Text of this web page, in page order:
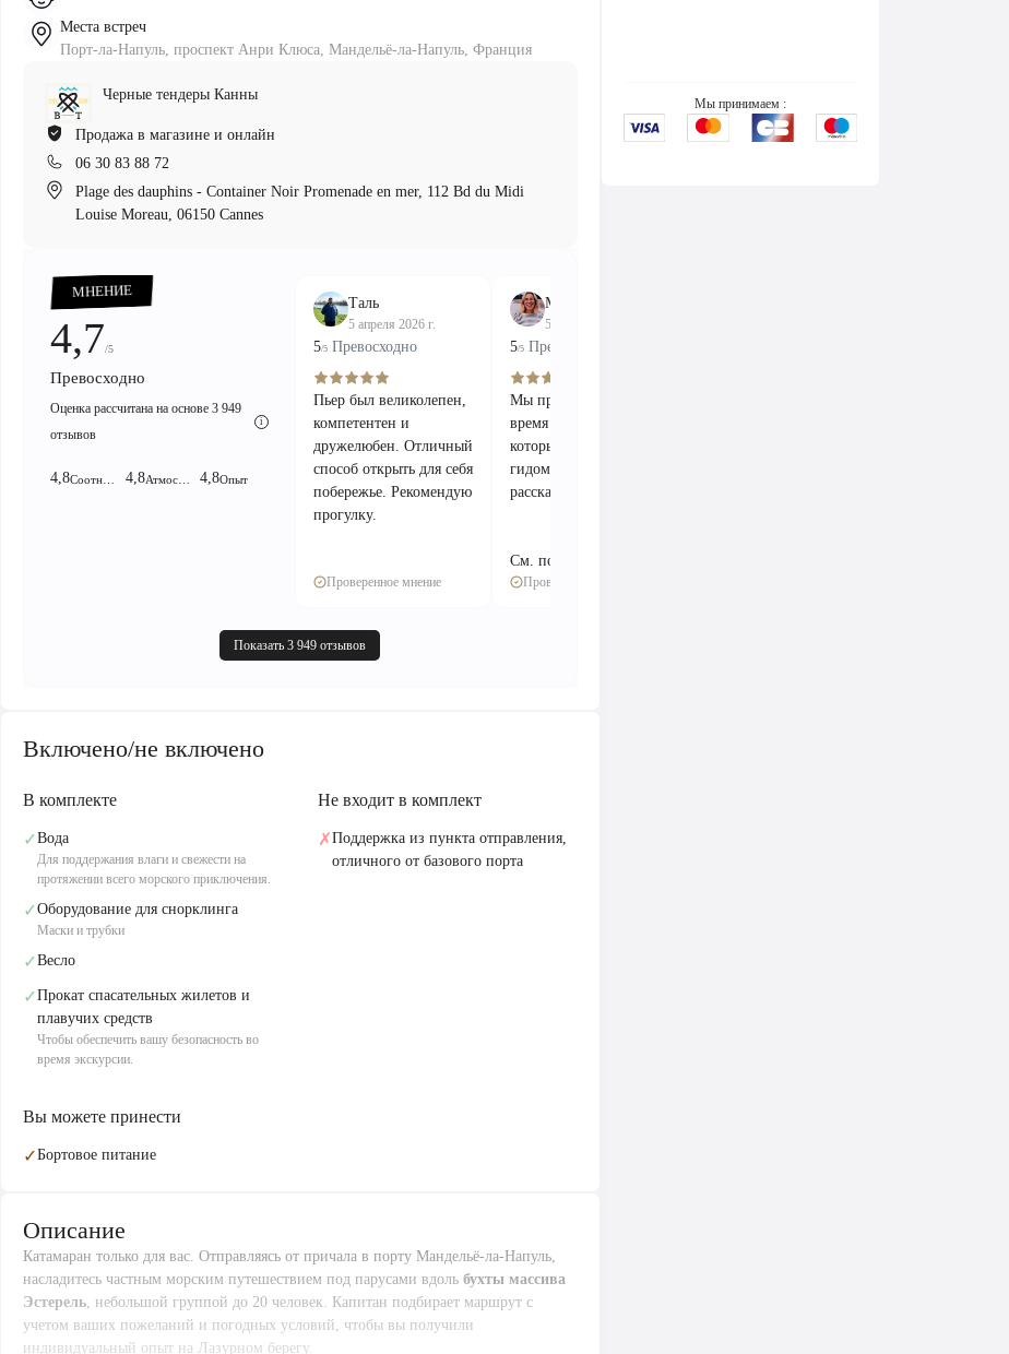
Места встреч
Порт-ла-Напуль, проспект Анри Клюса, Мандельё-ла-Напуль, Франция
Черные тендеры Канны
Продажа в магазине и онлайн
06 30 83 88 72
Plage des dauphins - Container Noir Promenade en mer, 112 Bd du Midi
Louise Moreau, 06150 Cannes
Черные тендеры Ницца
Продажа в магазине и онлайн
МНЕНИЕ
4,7/5
Превосходно
Оценка рассчитана на основе 3 949
отзывов
i
4,8 4,8 Атмосфера 4,8Опыт
Таль
5 апреля 2026 г.
5/5 Превосходно
Пьер был великолепен,
компетентен и
дружелюбен. Отличный
способ открыть для себя
побережье. Рекомендую
прогулку.
Проверенное мнение
Мадлен
5 апреля 2026 г.
5/5 Превосходно
Мы прекрасно провели
время с Пьером,
который был отличным
гидом и капитаном. Он
рассказал нам...
См. подробнее
Проверенное мнение
Показать 3 949 отзывов
Включено/не включено
В комплекте
✓Вода
Для поддержания влаги и свежести на
протяжении всего морского приключения.
✓Оборудование для снорклинга
Маски и трубки
✓Весло
✓Прокат спасательных жилетов и
плавучих средств
Чтобы обеспечить вашу безопасность во
время экскурсии.
Не входит в комплект
✗Поддержка из пункта отправления,
отличного от базового порта
Вы можете принести
✓Бортовое питание
Описание
Катамаран только для вас. Отправляясь от причала в порту Мандельё-ла-Напуль,
насладитесь частным морским путешествием под парусами вдоль бухты массива
Эстерель, небольшой группой до 20 человек. Капитан подбирает маршрут с
учетом ваших пожеланий и погодных условий, чтобы вы получили
индивидуальный опыт на Лазурном берегу.
Мы принимаем :